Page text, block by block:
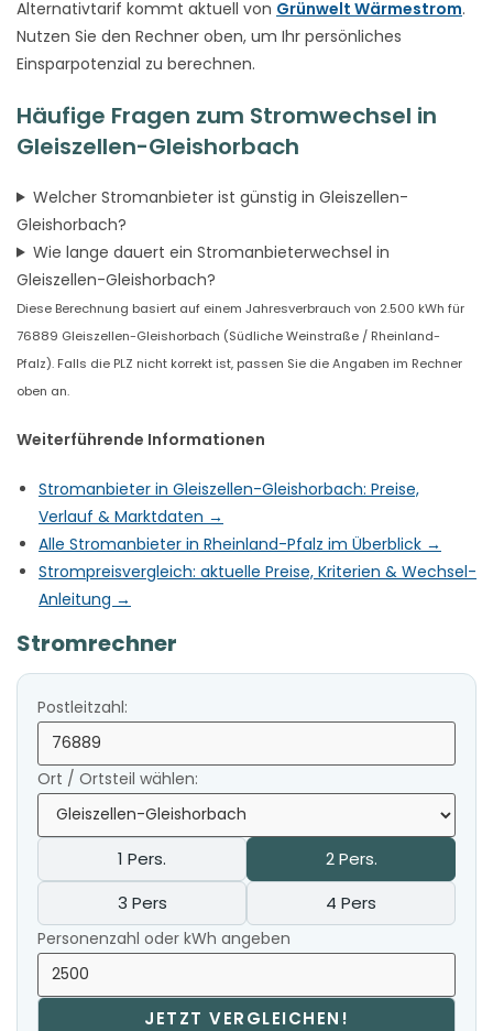
Alternativtarif kommt aktuell von Grünwelt Wärmestrom.
Nutzen Sie den Rechner oben, um Ihr persönliches
Einsparpotenzial zu berechnen.
Häufige Fragen zum Stromwechsel in
Gleiszellen-Gleishorbach
Welcher Stromanbieter ist günstig in Gleiszellen-
Gleishorbach?
Wie lange dauert ein Stromanbieterwechsel in
Gleiszellen-Gleishorbach?
Diese Berechnung basiert auf einem Jahresverbrauch von 2.500 kWh für
76889 Gleiszellen-Gleishorbach (Südliche Weinstraße / Rheinland-
Pfalz). Falls die PLZ nicht korrekt ist, passen Sie die Angaben im Rechner
oben an.
Weiterführende Informationen
Stromanbieter in Gleiszellen-Gleishorbach: Preise,
Verlauf & Marktdaten →
Alle Stromanbieter in Rheinland-Pfalz im Überblick →
Strompreisvergleich: aktuelle Preise, Kriterien & Wechsel-
Anleitung →
Stromrechner
Postleitzahl:
Ort / Ortsteil wählen:
1 Pers.
2 Pers.
3 Pers
4 Pers
Personenzahl oder kWh angeben
JETZT VERGLEICHEN!